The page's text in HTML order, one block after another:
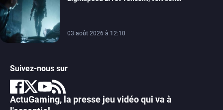
03 août 2026 à 12:10
Suivez-nous sur
ActuGaming, la presse jeu vidéo qui va à